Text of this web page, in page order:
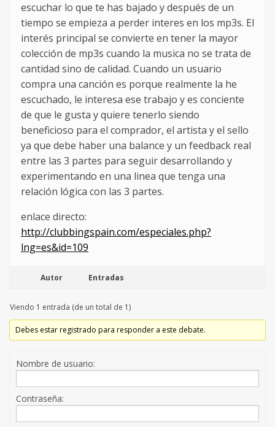
escuchar lo que te has bajado y después de un
tiempo se empieza a perder interes en los mp3s. El
interés principal se convierte en tener la mayor
colección de mp3s cuando la musica no se trata de
cantidad sino de calidad. Cuando un usuario
compra una canción es porque realmente la he
escuchado, le interesa ese trabajo y es conciente
de que le gusta y quiere tenerlo siendo
beneficioso para el comprador, el artista y el sello
ya que debe haber una balance y un feedback real
entre las 3 partes para seguir desarrollando y
experimentando en una linea que tenga una
relación lógica con las 3 partes.
enlace directo:
http://clubbingspain.com/especiales.php?
lng=es&id=109
Autor Entradas
Viendo 1 entrada (de un total de 1)
Debes estar registrado para responder a este debate.
Nombre de usuario:
Contraseña: